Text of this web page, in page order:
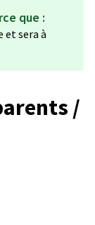
que :
et sera à
/